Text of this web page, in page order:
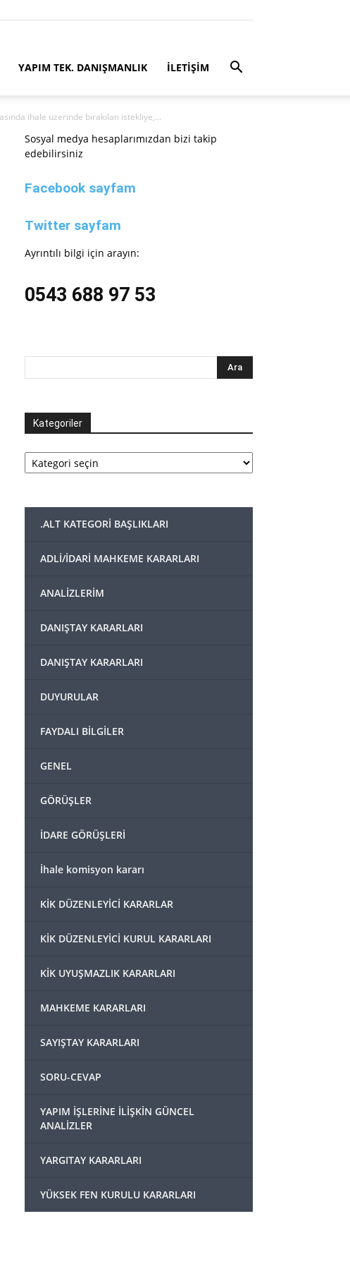
YAPIM TEK. DANIŞMANLIK İLETİŞİM
ihale üzerinde bırakılan istekliye,...
Sosyal medya hesaplarımızdan bizi takip
edebilirsiniz
Facebook sayfam
Twitter sayfam
Ayrıntılı bilgi için arayın:
0543 688 97 53
Kategoriler
Kategoriler
.ALT KATEGORİ BAŞLIKLARI
ADLİ/İDARİ MAHKEME KARARLARI
ANALİZLERİM
DANIŞTAY KARARLARI
DANIŞTAY KARARLARI
DUYURULAR
FAYDALI BİLGİLER
GENEL
GÖRÜŞLER
İDARE GÖRÜŞLERİ
İhale komisyon kararı
KİK DÜZENLEYİCİ KARARLAR
KİK DÜZENLEYİCİ KURUL KARARLARI
KİK UYUŞMAZLIK KARARLARI
MAHKEME KARARLARI
SAYIŞTAY KARARLARI
SORU-CEVAP
YAPIM İŞLERİNE İLİŞKİN GÜNCEL
ANALİZLER
YARGITAY KARARLARI
YÜKSEK FEN KURULU KARARLARI